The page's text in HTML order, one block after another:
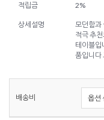
적립금 2%
상세설명
모던함과
적극 추
테이블입
품입니다
배송비